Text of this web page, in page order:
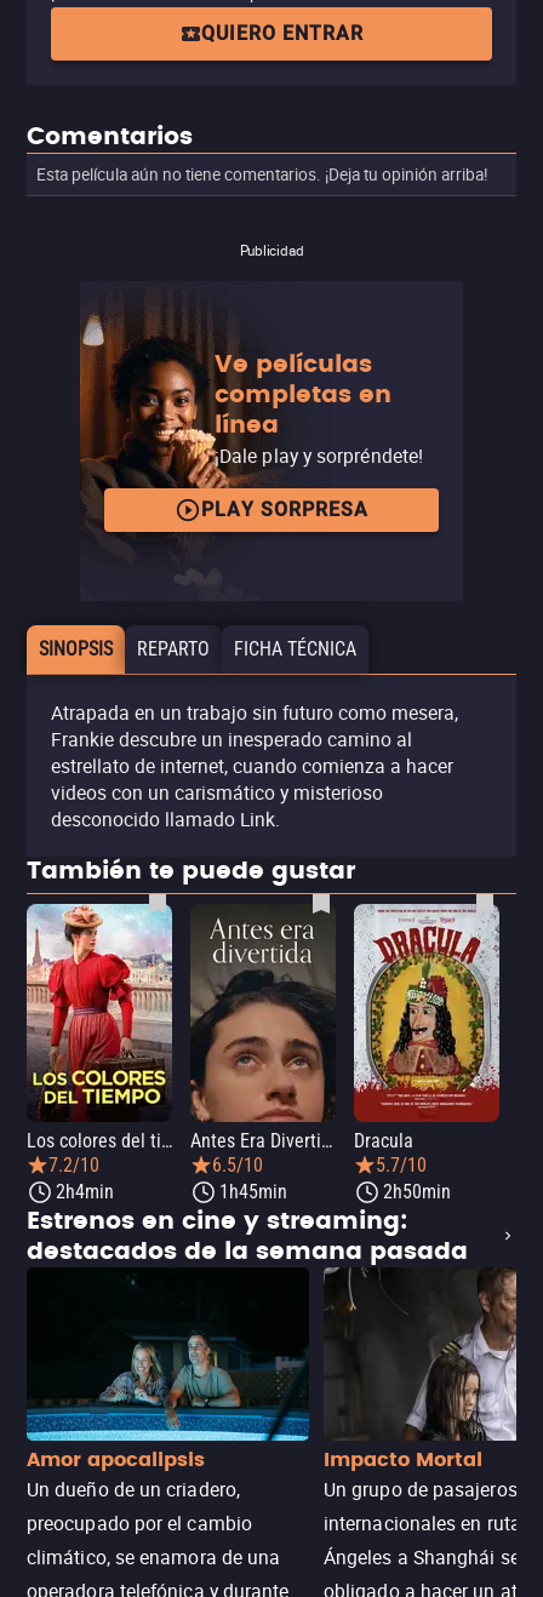
QUIERO ENTRAR
Comentarios
Esta película aún no tiene comentarios. ¡Deja tu opinión arriba!
Publicidad
Ve películas
completas en
línea
¡Dale play y sorpréndete!
PLAY SORPRESA
SINOPSIS REPARTO FICHA TÉCNICA
Atrapada en un trabajo sin futuro como mesera,
Frankie descubre un inesperado camino al
estrellato de internet, cuando comienza a hacer
videos con un carismático y misterioso
desconocido llamado Link.
También te puede gustar
Los colores del tiempo
7.2/10
2h4min
Antes Era Divertida
6.5/10
1h45min
Dracula
5.7/10
2h50min
Estrenos en cine y streaming:
destacados de la semana pasada
Amor apocalipsis
Un dueño de un criadero,
preocupado por el cambio
climático, se enamora de una
operadora telefónica y durante
Impacto Mortal
Un grupo de pasajeros
internacionales en ruta
Ángeles a Shanghái se ve
obligado a hacer un